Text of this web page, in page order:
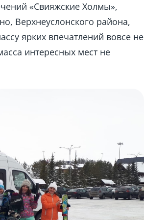
«Свияжские Холмы»,
Верхнеуслонского района,
ярких впечатлений вовсе не
интересных мест не